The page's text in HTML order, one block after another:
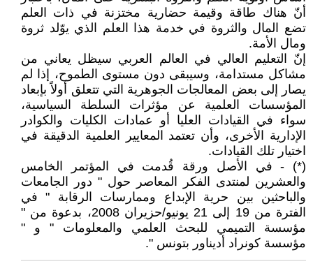
أنّ هناك طاقة وقيمة حضارية مختزنة في ذات العلم
تضع المال والثروة في خدمة هذا العلم الذي يوّلد ثروة
ومال الأمة.
إنّ التعليم العالي في العالم العربي سيظل يعاني من
مشاكل مستدامة، وسيبقى دون مستوى الطموح، إذا لم
يصار إلى بعض المعالجات الجوهرية التي تتعلق أولاً بإبعاد
المؤسسات العلمية عن مؤثرات السلطة السياسية،
سواء في القيادات العليا أو عمادات الكليات والكوادر
الإدارية الأخرى، وأن تعتمد المعايير العلمية الدقيقة في
اختيار تلك القيادات.
(*) - في الأصل ورقة قُدمت في المؤتمر الخامس
والعشرين لمنتدى الفكر المعاصر حول " دور الجامعات
والباحثين بين حرية الإبداع وممارسات الرقابة " في
الفترة من 19 إلى 21 يونيو/حزيران 2008، بدعوة من "
مؤسسة التميمي للبحث العلمي والمعلومات " و "
مؤسسة كونراد أديناور بتونس ".